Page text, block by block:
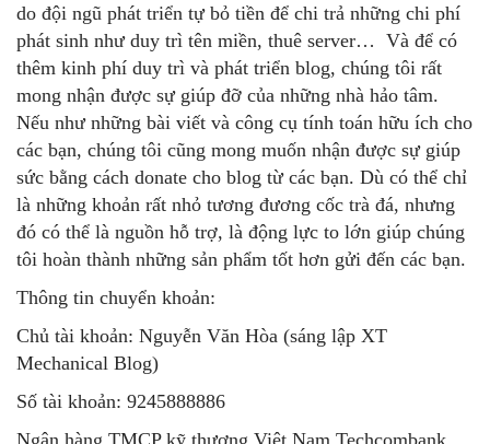
do đội ngũ phát triển tự bỏ tiền để chi trả những chi phí
phát sinh như duy trì tên miền, thuê server… Và để có
thêm kinh phí duy trì và phát triển blog, chúng tôi rất
mong nhận được sự giúp đỡ của những nhà hảo tâm.
Nếu như những bài viết và công cụ tính toán hữu ích cho
các bạn, chúng tôi cũng mong muốn nhận được sự giúp
sức bằng cách donate cho blog từ các bạn. Dù có thể chỉ
là những khoản rất nhỏ tương đương cốc trà đá, nhưng
đó có thể là nguồn hỗ trợ, là động lực to lớn giúp chúng
tôi hoàn thành những sản phẩm tốt hơn gửi đến các bạn.
Thông tin chuyển khoản:
Chủ tài khoản: Nguyễn Văn Hòa (sáng lập XT
Mechanical Blog)
Số tài khoản: 9245888886
Ngân hàng TMCP kỹ thương Việt Nam Techcombank